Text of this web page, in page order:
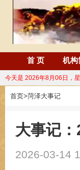
首 页 机构
今天是 2026年8月06日，
首页>菏泽大事记
大事记
2026-03-14